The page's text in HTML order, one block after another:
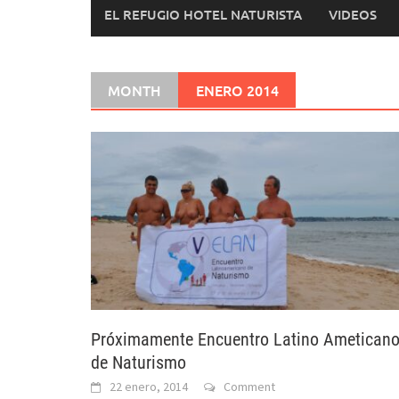
EL REFUGIO HOTEL NATURISTA VIDEOS
MONTH ENERO 2014
Próximamente Encuentro Latino Ameticano
de Naturismo
22 enero, 2014 Comment